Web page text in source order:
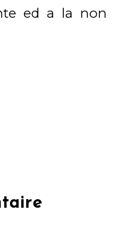
ed a la non